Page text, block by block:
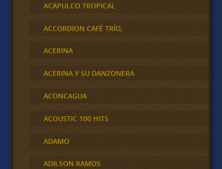
ACAPULCO TROPICAL
ACCORDION CAFÉ TRÍO,
ACERINA
ACERINA Y SU DANZONERA
ACONCAGUA
ACOUSTIC 100 HITS
ADAMO
ADILSON RAMOS